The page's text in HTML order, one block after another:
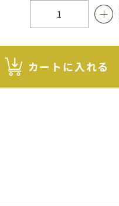
カートに入れるお気に入りボタン